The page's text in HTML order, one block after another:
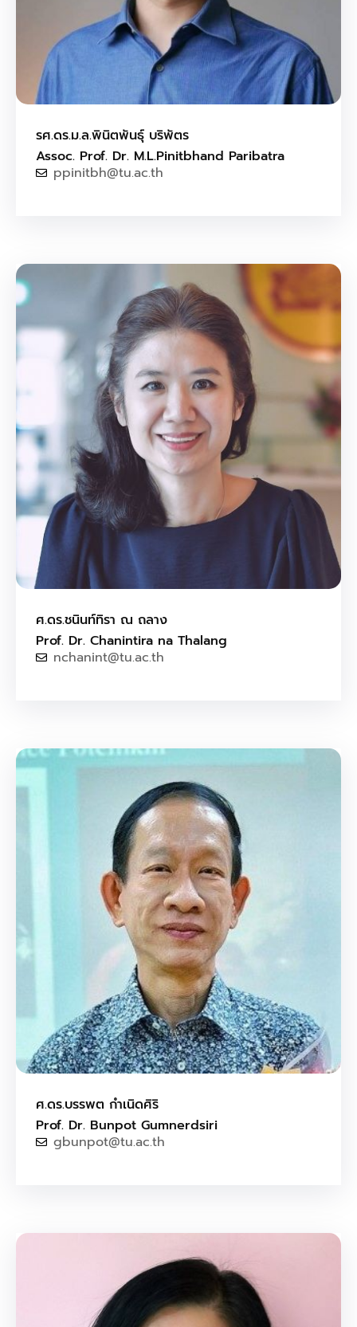
รศ.ดร.ม.ล.พินิตพันธุ์ บริพัตร
Assoc. Prof. Dr. M.L.Pinitbhand Paribatra
ppinitbh@tu.ac.th
ศ.ดร.ชนินท์ทิรา ณ ถลาง
Prof. Dr. Chanintira na Thalang
nchanint@tu.ac.th
ศ.ดร.บรรพต กำเนิดศิริ
Prof. Dr. Bunpot Gumnerdsiri
gbunpot@tu.ac.th